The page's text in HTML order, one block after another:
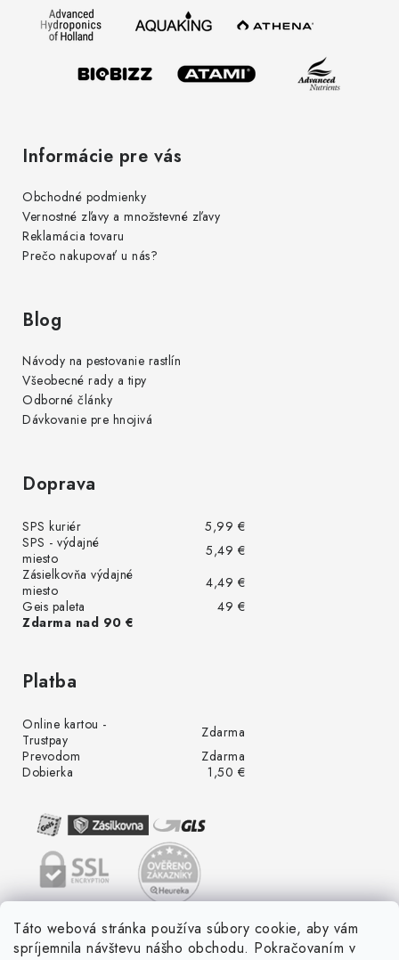
Táto webová stránka používa súbory cookie, aby vám
spríjemnila návštevu nášho obchodu. Pokračovaním v
Informácie pre vás
Obchodné podmienky
Vernostné zľavy a množstevné zľavy
Reklamácia tovaru
Prečo nakupovať u nás?
Blog
Návody na pestovanie rastlín
Všeobecné rady a tipy
Odborné články
Dávkovanie pre hnojivá
Doprava
SPS kuriér
5,99 €
SPS - výdajné
miesto
5,49 €
Zásielkovňa výdajné
miesto
4,49 €
Geis paleta
49 €
Zdarma nad 90 €
Platba
Online kartou -
Trustpay
Zdarma
Prevodom
Zdarma
Dobierka
1,50 €